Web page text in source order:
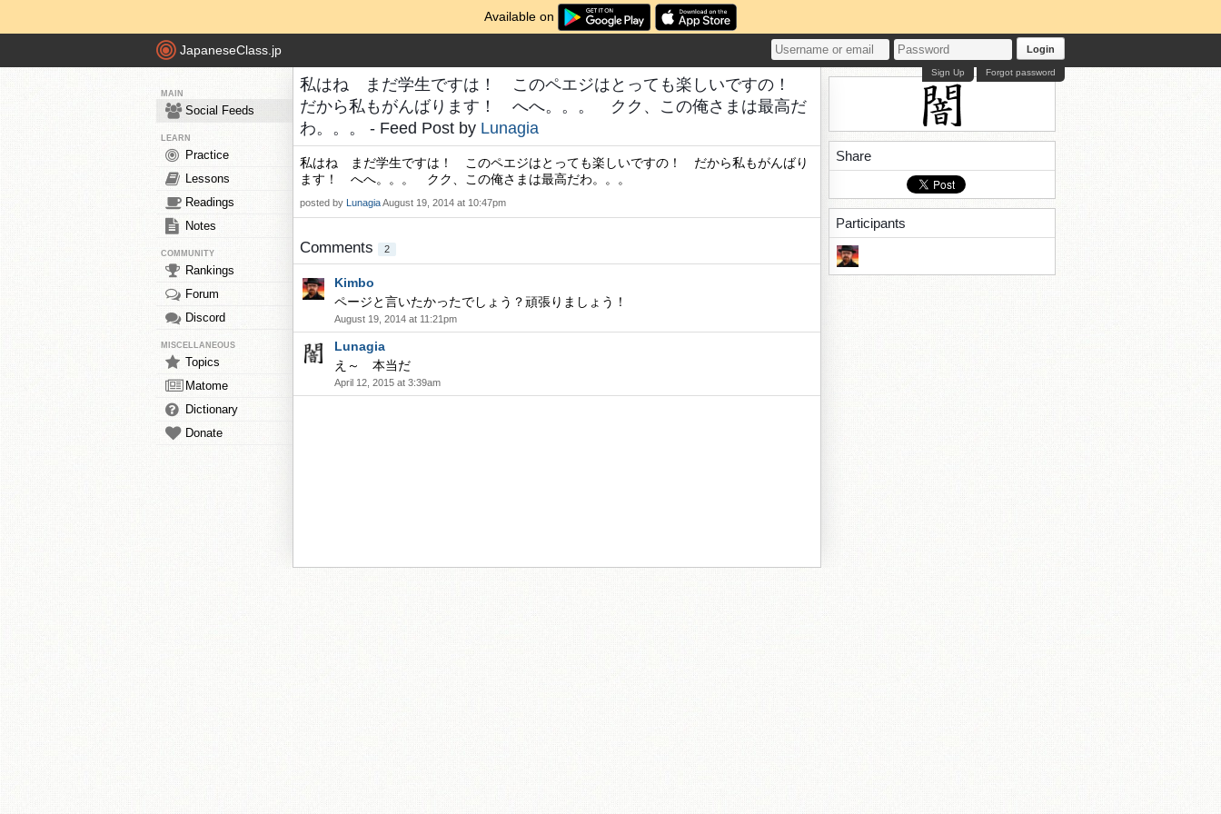
Available on
JapaneseClass.jp Login
Forgot password
Sign Up
MAIN
Social Feeds
LEARN
Practice
Lessons
Readings
Notes
COMMUNITY
Rankings
Forum
Discord
MISCELLANEOUS
Topics
Matome
Dictionary
Donate
私はね まだ学生ですは！ このペエジはとっても楽しいですの！
だから私もがんばります！ へへ。。。 クク、この俺さまは最高だ
わ。。。 - Feed Post by Lunagia
私はね まだ学生ですは！ このペエジはとっても楽しいですの！ だから私もがんばり
ます！ へへ。。。 クク、この俺さまは最高だわ。。。
posted by LunagiaAugust 19, 2014 at 10:47pm
Comments 2
Kimbo
ページと言いたかったでしょう？頑張りましょう！
August 19, 2014 at 11:21pm
Lunagia
え～ 本当だ
April 12, 2015 at 3:39am
Share
Participants